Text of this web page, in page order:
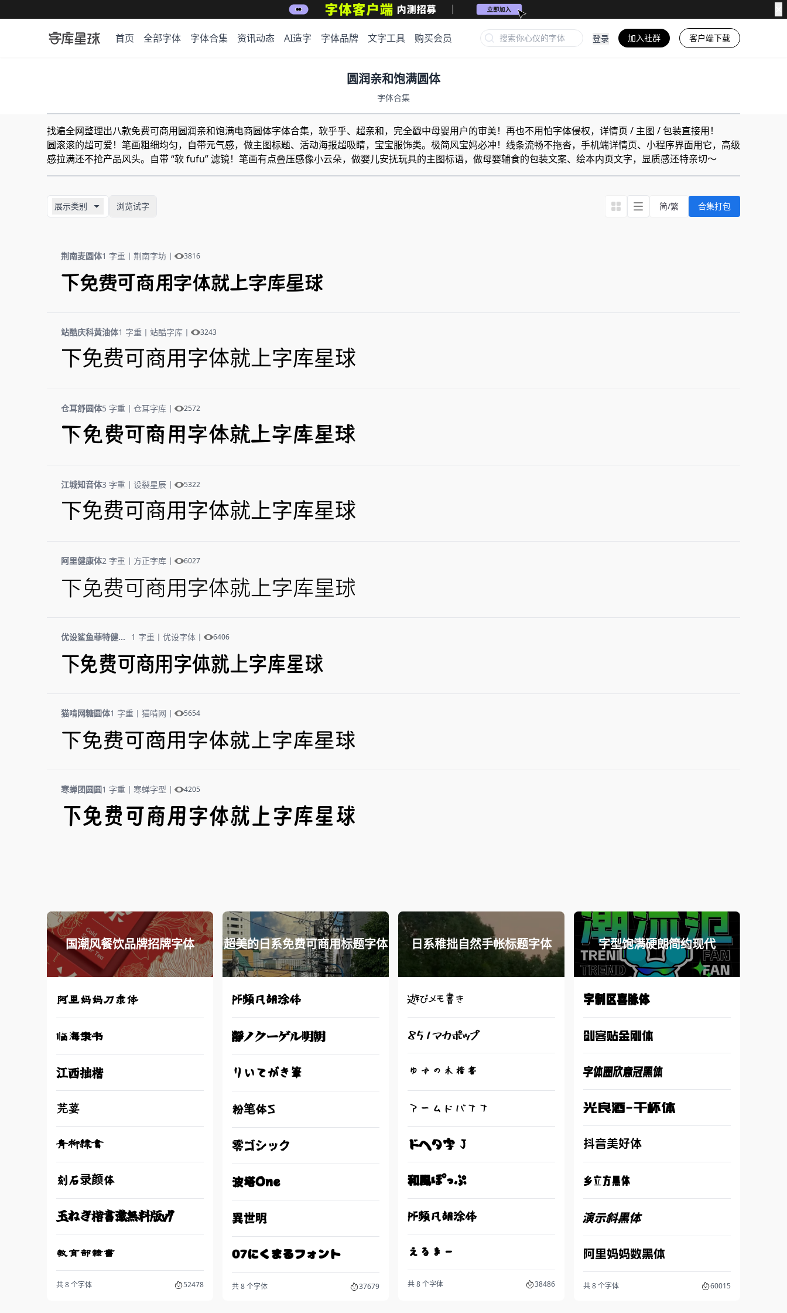
首页 全部字体 字体合集 资讯动态 AI造字 字体品牌 文字工具 购买会员 登录 加入社群 客户端下载
圆润亲和饱满圆体
字体合集
找遍全网整理出八款免费可商用圆润亲和饱满电商圆体字体合集，软乎乎、超亲和，完全戳中母婴用户的审美！再也不用怕字体侵权，详情页 / 主图 / 包装直接用！
圆滚滚的超可爱！笔画粗细均匀，自带元气感，做主图标题、活动海报超吸睛，宝宝服饰类。极简风宝妈必冲！线条流畅不拖沓，手机端详情页、小程序界面用它，高级
感拉满还不抢产品风头。自带 “软 fufu” 滤镜！笔画有点叠压感像小云朵，做婴儿安抚玩具的主图标语，做母婴辅食的包装文案、绘本内页文字，显质感还特亲切～
展示类别 浏览试字 简/繁 合集打包
荆南麦圆体1 字重 丨 荆南字坊 丨 3816
下免费可商用字体就上字库星球
站酷庆科黄油体1 字重 丨 站酷字库 丨 3243
下免费可商用字体就上字库星球
仓耳舒圆体5 字重 丨 仓耳字库 丨 2572
下免费可商用字体就上字库星球
江城知音体3 字重 丨 设裂星辰 丨 5322
下免费可商用字体就上字库星球
阿里健康体2 字重 丨 方正字库 丨 6027
下免费可商用字体就上字库星球
优设鲨鱼菲特健康体 1 字重 丨 优设字体 丨 6406
下免费可商用字体就上字库星球
猫啃网糖圆体1 字重 丨 猫啃网 丨 5654
下免费可商用字体就上字库星球
寒蝉团圆圆1 字重 丨 寒蝉字型 丨 4205
下免费可商用字体就上字库星球
国潮风餐饮品牌招牌字体
阿里妈妈刀隶体
临海隶书
江西拙楷
芫荽
青柳隷書
刻石录颜体
玉ねぎ楷書激無料版v7
教育部隸書
共 8 个字体 52478
超美的日系免费可商用标题字体
PF频凡胡涂体
瀞ノクーゲル明朝
りいてがき筆
粉笔体S
零ゴシック
波塔One
異世明
07にくまるフォント
共 8 个字体 37679
日系稚拙自然手帐标题字体
遊びメモ書き
851マカポップ
ゆずの木楷書
アームドバナナ
ドヘタ字 J
和風ぽっぷ
PF频凡胡涂体
えるまー
共 8 个字体 38486
字型饱满硬朗简约现代
字制区喜脉体
创客贴金刚体
字体圈欣意冠黑体
光良酒-干杯体
抖音美好体
乡立方黑体
演示斜黑体
阿里妈妈数黑体
共 8 个字体 60015